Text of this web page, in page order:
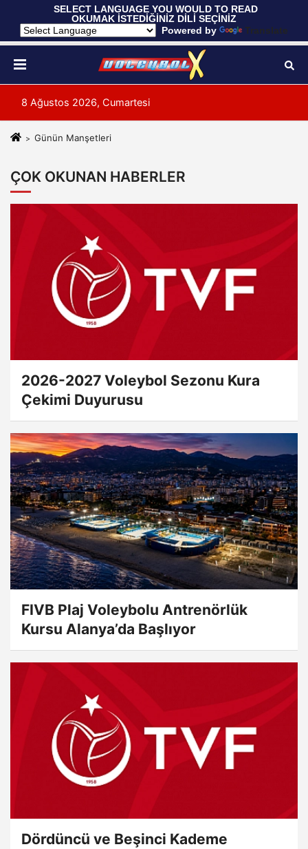
SELECT LANGUAGE YOU WOULD TO READ
OKUMAK İSTEDİĞİNİZ DİLİ SEÇİNİZ
Powered by
Translate
8 Ağustos 2026, Cumartesi
Günün Manşetleri
ÇOK OKUNAN HABERLER
2026-2027 Voleybol Sezonu Kura
Çekimi Duyurusu
FIVB Plaj Voleybolu Antrenörlük
Kursu Alanya’da Başlıyor
Dördüncü ve Beşinci Kademe